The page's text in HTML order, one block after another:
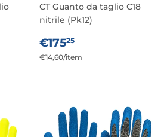
CT Guanto da taglio C18
nitrile (Pk12)
PREZZO
DI
€17525
Prezzo
€14,60/per
item